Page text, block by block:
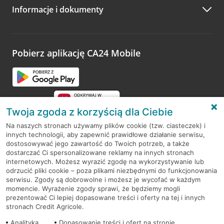
Zachęcamy do podzielenia się z nami opinią o wizycie.
opinie.
Informacje i dokumenty
Pobierz aplikację CA24 Mobile
RODO
Regulamin serwisu
Mapa serwisu
PolitykaCookies
Twoja zgoda z korzyścią dla Ciebie
Na naszych stronach używamy plików cookie (tzw. ciasteczek) i
innych technologii, aby zapewnić prawidłowe działanie serwisu,
dostosowywać jego zawartość do Twoich potrzeb, a także
dostarczać Ci spersonalizowane reklamy na innych stronach
internetowych. Możesz wyrazić zgodę na wykorzystywanie lub
odrzucić pliki cookie – poza plikami niezbędnymi do funkcjonowania
serwisu. Zgody są dobrowolne i możesz je wycofać w każdym
momencie. Wyrażenie zgody sprawi, że będziemy mogli
prezentować Ci lepiej dopasowane treści i oferty na tej i innych
stronach Credit Agricole.